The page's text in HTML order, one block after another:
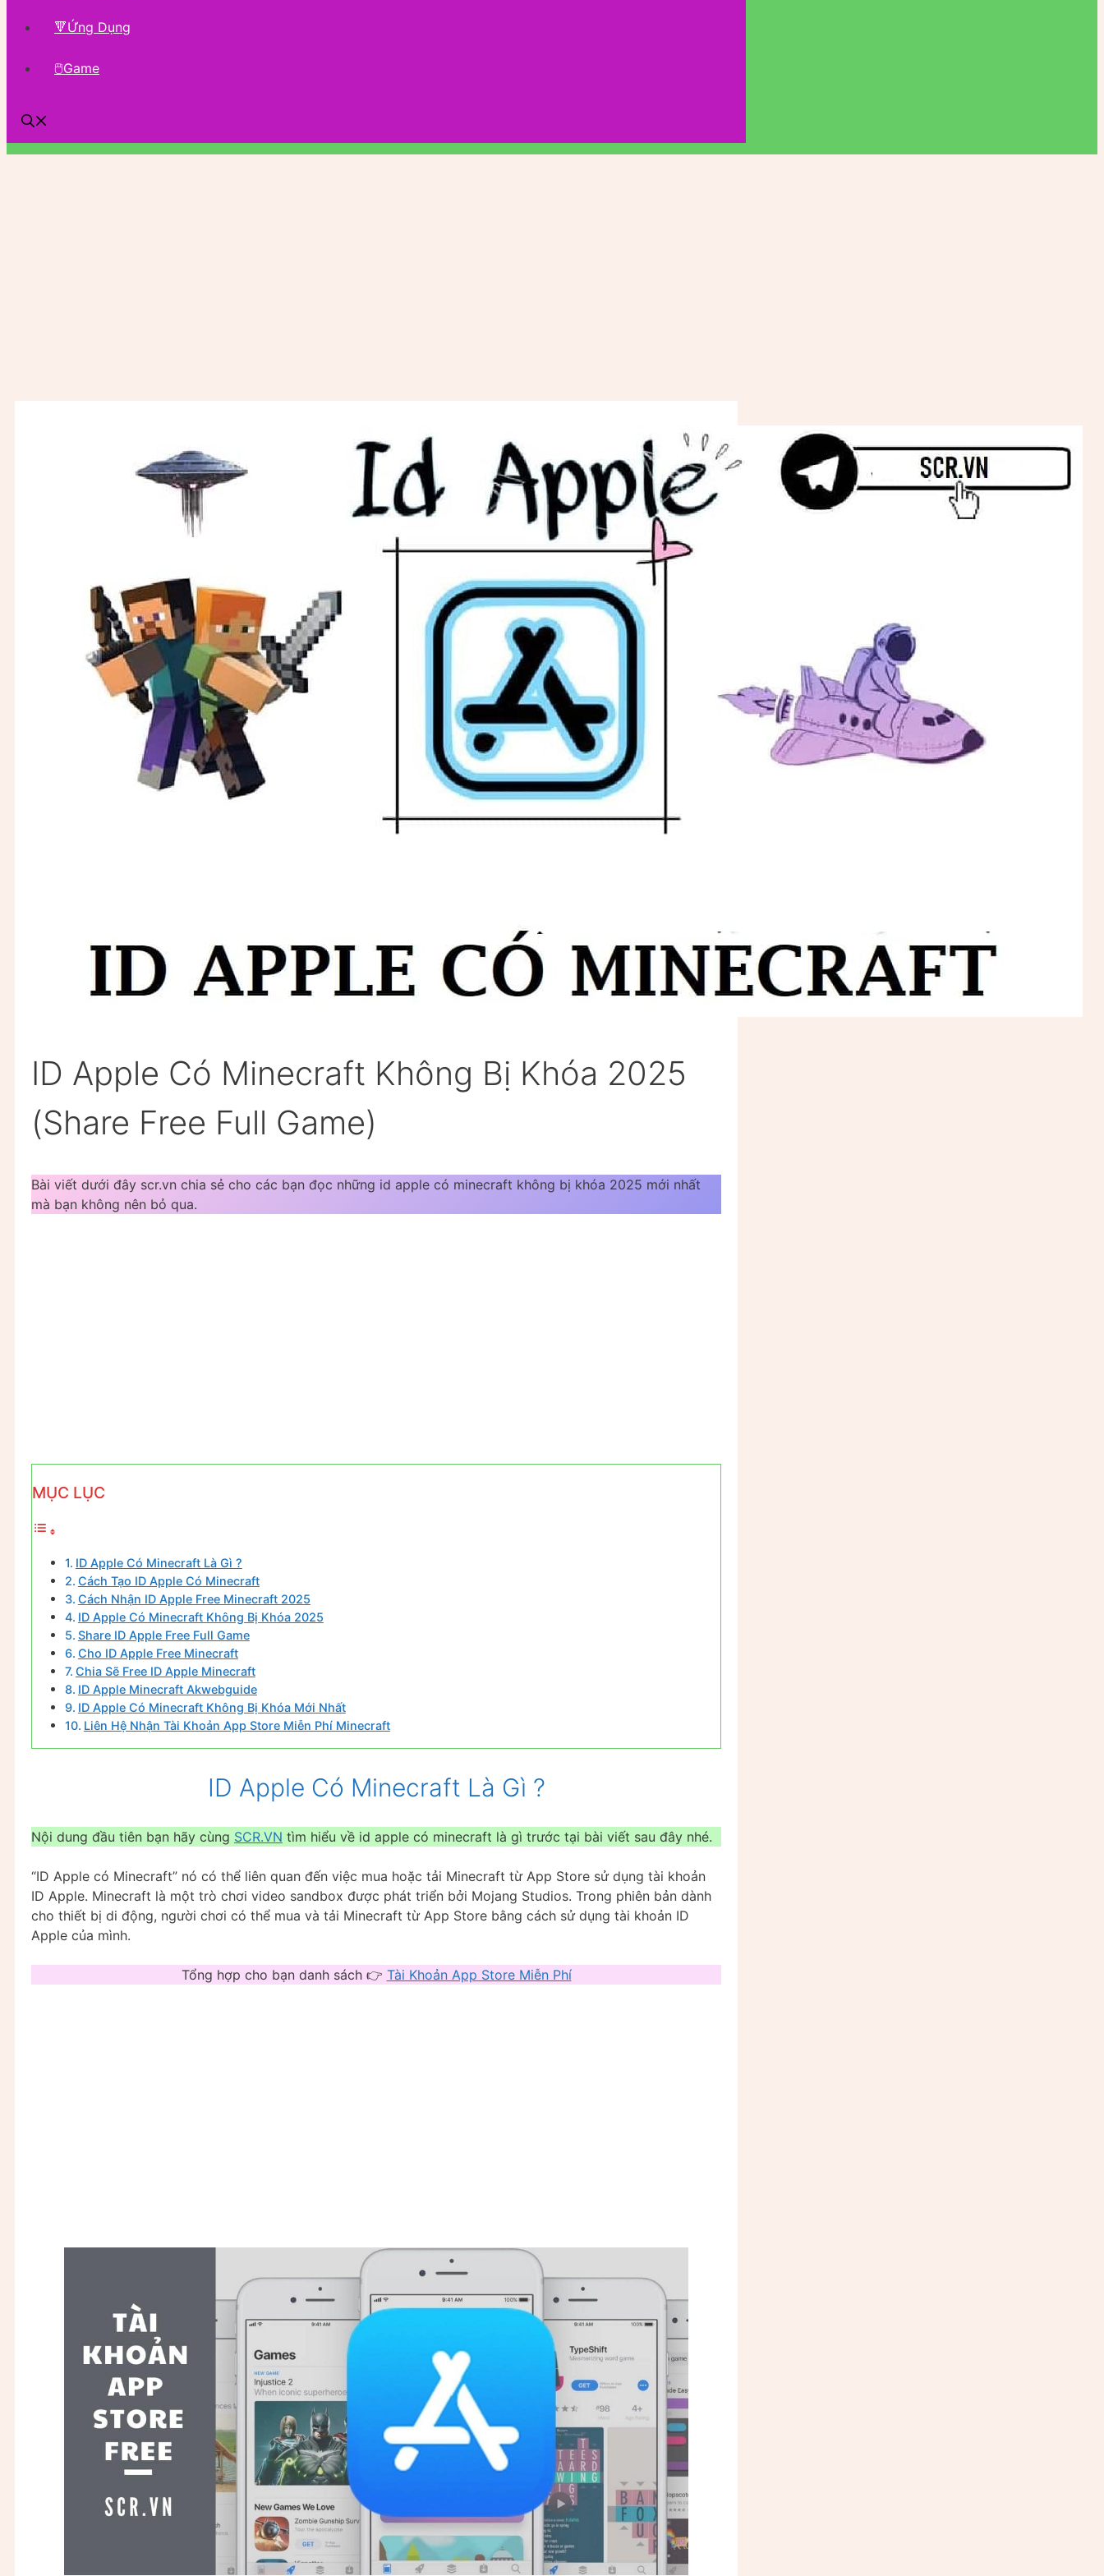
🔻Ứng Dụng
🖱Game
ID Apple Có Minecraft Không Bị Khóa 2025
(Share Free Full Game)
Bài viết dưới đây scr.vn chia sẻ cho các bạn đọc những id apple có minecraft không bị khóa 2025 mới nhất
mà bạn không nên bỏ qua.
MỤC LỤC
ID Apple Có Minecraft Là Gì ?
Cách Tạo ID Apple Có Minecraft
Cách Nhận ID Apple Free Minecraft 2025
ID Apple Có Minecraft Không Bị Khóa 2025
Share ID Apple Free Full Game
Cho ID Apple Free Minecraft
Chia Sẽ Free ID Apple Minecraft
ID Apple Minecraft Akwebguide
ID Apple Có Minecraft Không Bị Khóa Mới Nhất
Liên Hệ Nhận Tài Khoản App Store Miễn Phí Minecraft
ID Apple Có Minecraft Là Gì ?
Nội dung đầu tiên bạn hãy cùng SCR.VN tìm hiểu về id apple có minecraft là gì trước tại bài viết sau đây nhé.
“ID Apple có Minecraft” nó có thể liên quan đến việc mua hoặc tải Minecraft từ App Store sử dụng tài khoản
ID Apple. Minecraft là một trò chơi video sandbox được phát triển bởi Mojang Studios. Trong phiên bản dành
cho thiết bị di động, người chơi có thể mua và tải Minecraft từ App Store bằng cách sử dụng tài khoản ID
Apple của mình.
Tổng hợp cho bạn danh sách 👉 Tài Khoản App Store Miễn Phí